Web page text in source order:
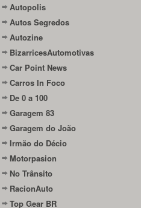
Autopolis
Autos Segredos
Autozine
BizarricesAutomotivas
Car Point News
Carros In Foco
De 0 a 100
Garagem 83
Garagem do João
Irmão do Décio
Motorpasion
No Trânsito
RacionAuto
Top Gear BR